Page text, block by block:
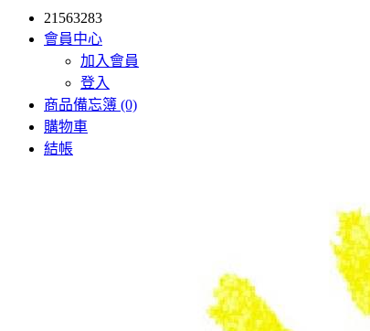
21563283
會員中心
加入會員
登入
商品備忘簿 (0)
購物車
結帳